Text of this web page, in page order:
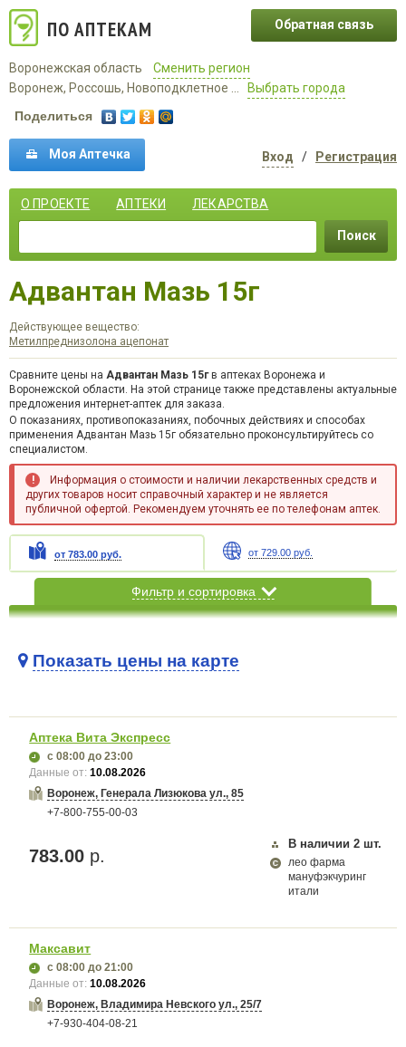
ПО АПТЕКАМ
Воронежская область
Сменить регион
Воронеж, Россошь, Новоподклетное ...
Выбрать города
Обратная связь
Поделиться
Моя Аптечка Вход / Регистрация
О ПРОЕКТЕ АПТЕКИ ЛЕКАРСТВА
Поиск
Адвантан Мазь 15г
Действующее вещество:
Метилпреднизолона ацепонат
Сравните цены на Адвантан Мазь 15гв аптеках Воронежа и
Воронежской области. На этой странице также представлены актуальные
предложения интернет-аптек для заказа.
О показаниях, противопоказаниях, побочных действиях и способах
применения Адвантан Мазь 15г обязательно проконсультируйтесь со
специалистом.
Информация о стоимости и наличии лекарственных средств и
других товаров носит справочный характер и не является
публичной офертой. Рекомендуем уточнять ее по телефонам аптек.
от 783.00 руб. от 729.00 руб.
Фильтр и сортировка
Карта загружается...
Показать цены на карте
Аптека Вита Экспресс
с 08:00 до 23:00
Данные от:10.08.2026
Воронеж, Генерала Лизюкова ул., 85
+7-800-755-00-03
783.00 р.
В наличии 2 шт.
лео фарма
мануфэкчуринг
итали
Максавит
с 08:00 до 21:00
Данные от:10.08.2026
Воронеж, Владимира Невского ул., 25/7
+7-930-404-08-21